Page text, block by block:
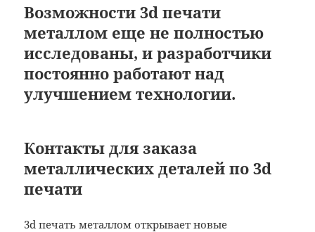
Возможности 3d печати
металлом еще не полностью
исследованы, и разработчики
постоянно работают над
улучшением технологии.
Контакты для заказа
металлических деталей по 3d
печати
3d печать металлом открывает новые